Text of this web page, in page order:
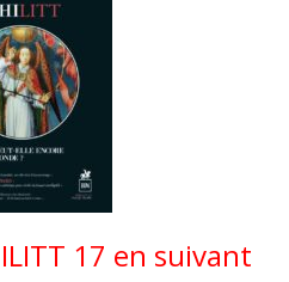
17 en suivant